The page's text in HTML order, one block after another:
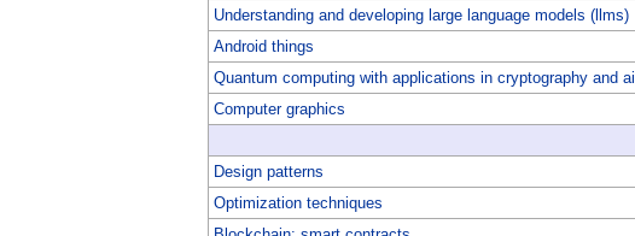
Understanding and developing large language models (llms)
Android things
Quantum computing with applications in cryptography and ai
Computer graphics
Design patterns
Optimization techniques